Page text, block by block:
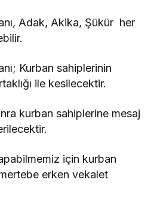
Adak, Akika, Şükür her
Kurban sahiplerinin
ile kesilecektir.
kurban sahiplerine mesaj
için kurban
erken vekalet